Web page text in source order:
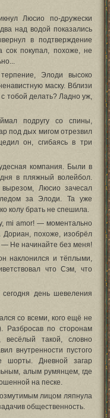
Люсио по-дружески
над водой показались
в подтверждение
сок покупал, похоже, не
Элоди высоко
маску. Вблизи
тобой делать? Ладно уж,
подругу со спины,
под дых мигом отрезвил
он, сгибаясь в три
компания. Были в
в пляжный волейбол.
Люсио зачесал
за Элоди. Та уже
колу брать не спешила.
mi amor! — моментально
похоже, изобрёл
— Не начинайте без меня!
наклонился и тëплыми,
что Сэм, что
день шевеления
со всеми, кого ещё не
Разбросав по сторонам
весёлый такой, словно
внутренности пустого
шорты. Дневной загар
алым румянцем, где
на песке.
лицом ляпнула
общественность.